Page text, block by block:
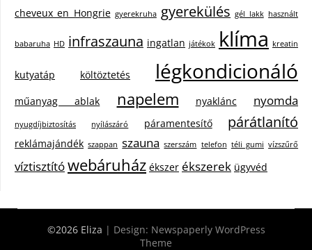
cheveux en Hongrie gyerekruha gyerekülés gél lakk használt
babaruha HD infraszauna ingatlan játékok klíma kreatin
kutyatáp költöztetés légkondicionáló
műanyag ablak napelem nyaklánc nyomda
nyugdíjbiztosítás nyílászáró páramentesítő párátlanító
reklámajándék szappan szauna szerszám telefon téli gumi vízszűrő
víztisztítówebáruház ékszer ékszerek ügyvéd
©2026 Eliza | Design: Newspaperly WordPress
Theme